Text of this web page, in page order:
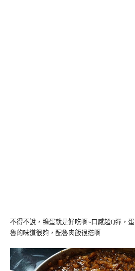
不得不說，鴨蛋就是好吃啊~口感超Q彈，
魯的味道很夠，配魯肉飯很搭啊